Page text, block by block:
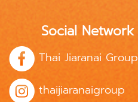
Social Network
Thai Jiaranai Group
thaijiaranaigroup